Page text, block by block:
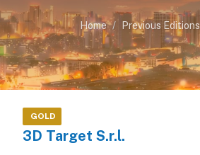
Home Previous Editions
GOLD
3D Target S.r.l.